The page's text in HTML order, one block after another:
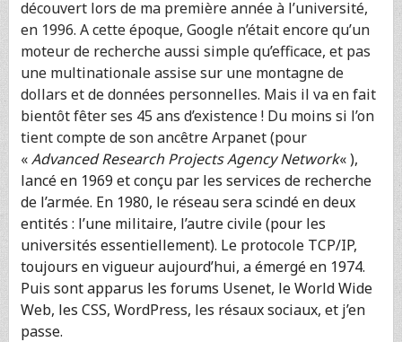
découvert lors de ma première année à l’université,
en 1996. A cette époque, Google n’était encore qu’un
moteur de recherche aussi simple qu’efficace, et pas
une multinationale assise sur une montagne de
dollars et de données personnelles. Mais il va en fait
bientôt fêter ses 45 ans d’existence ! Du moins si l’on
tient compte de son ancêtre Arpanet (pour
«Advanced Research Projects Agency Network« ),
lancé en 1969 et conçu par les services de recherche
de l’armée. En 1980, le réseau sera scindé en deux
entités : l’une militaire, l’autre civile (pour les
universités essentiellement). Le protocole TCP/IP,
toujours en vigueur aujourd’hui, a émergé en 1974.
Puis sont apparus les forums Usenet, le World Wide
Web, les CSS, WordPress, les résaux sociaux, et j’en
passe.